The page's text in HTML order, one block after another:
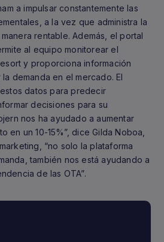
a impulsar constantemente las
a la vez que administra la
rentable. Además, el portal
al equipo monitorear el
y proporciona información
demanda en el mercado. El
datos para predecir
decisiones para su
nos ha ayudado a aumentar
en un 10-15%”, dice Gilda Noboa,
“no solo la plataforma
también nos está ayudando a
de las OTA”.